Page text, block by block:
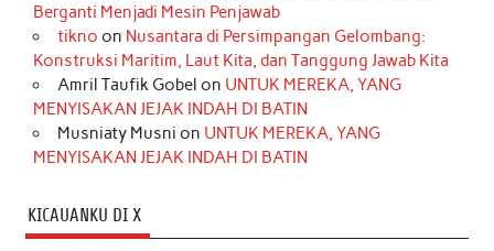
Berganti Menjadi Mesin Penjawab
tikno on Nusantara di Persimpangan Gelombang:
Konstruksi Maritim, Laut Kita, dan Tanggung Jawab Kita
Amril Taufik Gobel on UNTUK MEREKA, YANG
MENYISAKAN JEJAK INDAH DI BATIN
Musniaty Musni on UNTUK MEREKA, YANG
MENYISAKAN JEJAK INDAH DI BATIN
KICAUANKU DI X